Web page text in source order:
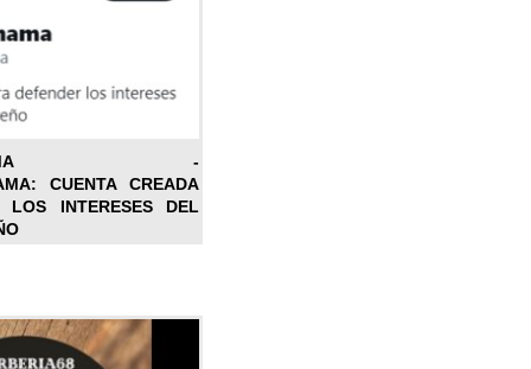
-
CUENTA CREADA
LOS INTERESES DEL